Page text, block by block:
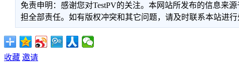
免责申明：感谢您对TestPV的关注。本网站所发布的信息来
担全部责任。如有版权冲突和其它问题，请及时联系本站进
收藏 邀请